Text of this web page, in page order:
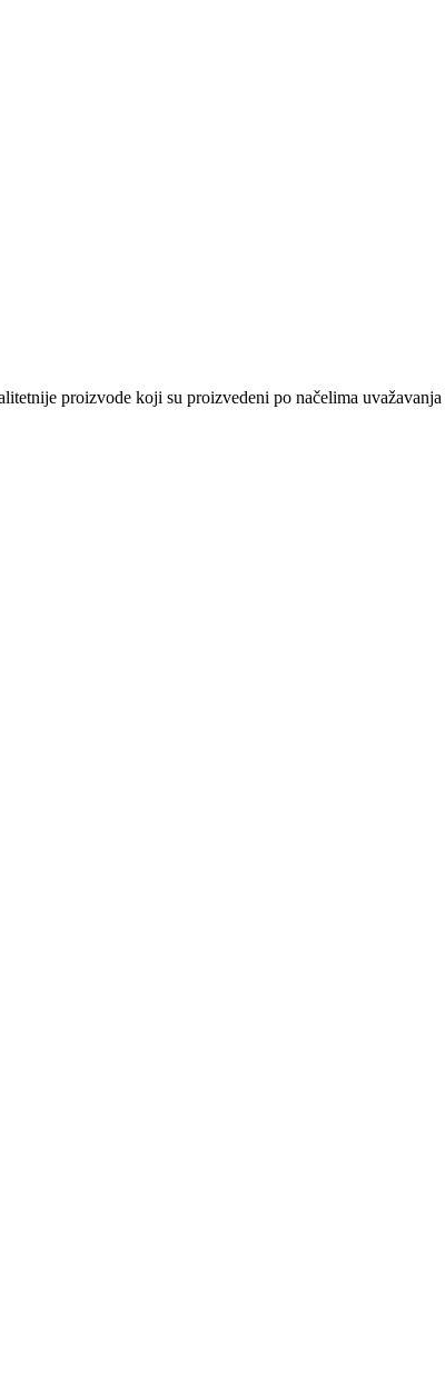
proizvode koji su proizvedeni po načelima